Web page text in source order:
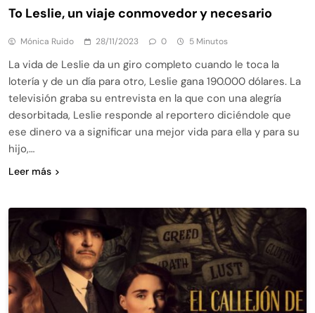
To Leslie, un viaje conmovedor y necesario
Mónica Ruido 28/11/2023 0 5 Minutos
La vida de Leslie da un giro completo cuando le toca la
lotería y de un día para otro, Leslie gana 190.000 dólares. La
televisión graba su entrevista en la que con una alegría
desorbitada, Leslie responde al reportero diciéndole que
ese dinero va a significar una mejor vida para ella y para su
hijo,…
Leer más